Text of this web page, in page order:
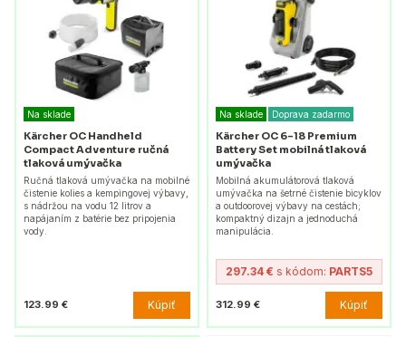
Na sklade
Kärcher OC Handheld
Compact Adventure ručná
tlaková umývačka
Ručná tlaková umývačka na mobilné
čistenie kolies a kempingovej výbavy,
s nádržou na vodu 12 litrov a
napájaním z batérie bez pripojenia
vody.
123.99 € Kúpiť
Na sklade Doprava zadarmo
Kärcher OC 6-18 Premium
Battery Set mobilná tlaková
umývačka
Mobilná akumulátorová tlaková
umývačka na šetrné čistenie bicyklov
a outdoorovej výbavy na cestách;
kompaktný dizajn a jednoduchá
manipulácia.
297.34 € s kódom: PARTS5
312.99 € Kúpiť